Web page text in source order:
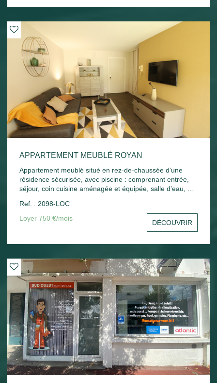
APPARTEMENT MEUBLÉ ROYAN
Appartement meublé situé en rez-de-chaussée d'une
résidence sécurisée, avec piscine : comprenant entrée,
séjour, coin cuisine aménagée et équipée, salle d'eau, wc,
Chauffage électrique.
Ref. : 2098-LOC
Loyer 750 €/mois
DÉCOUVRIR